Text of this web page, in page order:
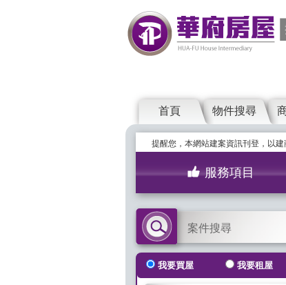
首頁 物件搜尋
提醒您，本網站建案資訊刊登，以
服務項目
案件搜尋
我要買屋 我要租屋